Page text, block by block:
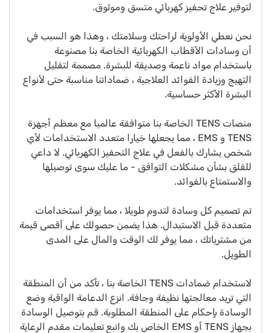
لتوفير علاج تحفيز كهربائي متسق وموثوق.
نحن نعطي الأولوية لراحتك وسلامتك ، وهذا هو السبب في
أن وسادات الأقطاب الكهربائية الخاصة بنا مصنوعة
باستخدام مواد ناعمة وصديقة للبشرة. مصممة لتقليل
التهيج وزيادة الفوائد العلاجية ، ضماداتنا مناسبة حتى لأنواع
البشرة الأكثر حساسية.
منصات TENS الخاصة بنا متوافقة عالميا مع معظم أجهزة
TENS و EMS ، مما يجعلها خيارا متعدد الاستخدامات لأي
شخص يشارك بالفعل في علاج التحفيز الكهربائي. لا داعي
للقلق بشأن مشكلات التوافق - ما عليك سوى توصيلها
والاستمتاع بالفوائد.
تم تصميم كل وسادة لتدوم طويلا ، مما يوفر استخدامات
متعددة قبل الاستبدال. هذا يضمن حصولك على أقصى قيمة
من مشترياتك ، مما يوفر لك الوقت والمال على المدى
الطويل.
لاستخدام ضمادات TENS الخاصة بنا ، تأكد من أن المنطقة
التي تريد معالجتها نظيفة وجافة. انزع الدعامة الواقية وضع
الوسادة بإحكام على المنطقة المطلوبة. قم بتوصيل الوسادة
بجهاز TENS أو EMS الخاص بك واتبع تعليمات مقدم الرعاية